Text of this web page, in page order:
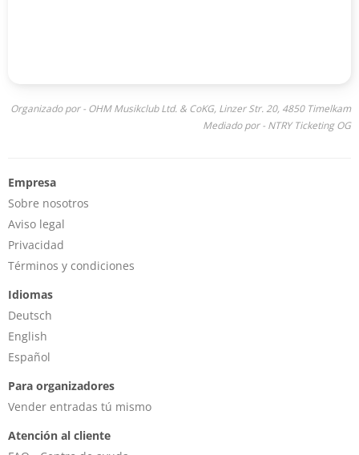
Organizado por - OHM Musikclub Ltd. & CoKG, Linzer Str. 20, 4850 Timelkam
Mediado por - NTRY Ticketing OG
Empresa
Sobre nosotros
Aviso legal
Privacidad
Términos y condiciones
Idiomas
Deutsch
English
Español
Para organizadores
Vender entradas tú mismo
Atención al cliente